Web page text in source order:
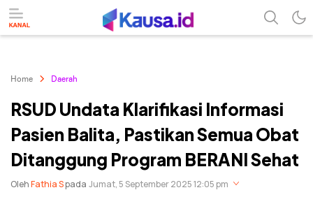
Home Daerah
RSUD Undata Klarifikasi Informasi
Pasien Balita, Pastikan Semua Obat
Ditanggung Program BERANI Sehat
OlehFathia Spada Jumat, 5 September 2025 12:05 pm